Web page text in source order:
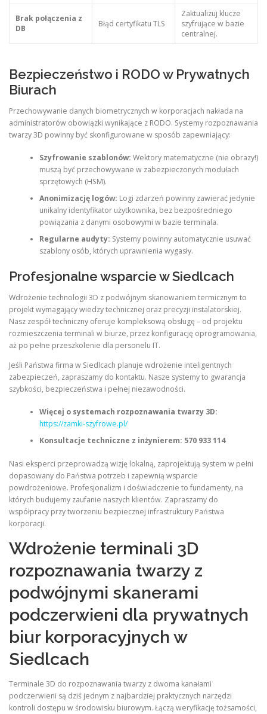
Brak połączenia z
DB
Błąd certyfikatu TLS
Zaktualizuj klucze
szyfrujące w bazie
centralnej.
Bezpieczeństwo i RODO w Prywatnych
Biurach
Przechowywanie danych biometrycznych w korporacjach nakłada na
administratorów obowiązki wynikające z RODO. Systemy rozpoznawania
twarzy 3D powinny być skonfigurowane w sposób zapewniający:
Szyfrowanie szablonów: Wektory matematyczne (nie obrazy!)
muszą być przechowywane w zabezpieczonych modułach
sprzętowych (HSM).
Anonimizację logów: Logi zdarzeń powinny zawierać jedynie
unikalny identyfikator użytkownika, bez bezpośredniego
powiązania z danymi osobowymi w bazie terminala.
Regularne audyty: Systemy powinny automatycznie usuwać
szablony osób, których uprawnienia wygasły.
Profesjonalne wsparcie w Siedlcach
Wdrożenie technologii 3D z podwójnym skanowaniem termicznym to
projekt wymagający wiedzy technicznej oraz precyzji instalatorskiej.
Nasz zespół techniczny oferuje kompleksową obsługę – od projektu
rozmieszczenia terminali w biurze, przez konfigurację oprogramowania,
aż po pełne przeszkolenie dla personelu IT.
Jeśli Państwa firma w Siedlcach planuje wdrożenie inteligentnych
zabezpieczeń, zapraszamy do kontaktu. Nasze systemy to gwarancja
szybkości, bezpieczeństwa i pełnej niezawodności.
Więcej o systemach rozpoznawania twarzy 3D:
https://zamki-szyfrowe.pl/
Konsultacje techniczne z inżynierem: 570 933 114
Nasi eksperci przeprowadzą wizję lokalną, zaprojektują system w pełni
dopasowany do Państwa potrzeb i zapewnią wsparcie
powdrożeniowe. Profesjonalizm i doświadczenie to fundamenty, na
których budujemy zaufanie naszych klientów. Zapraszamy do
współpracy przy tworzeniu bezpiecznej infrastruktury Państwa
korporacji.
Wdrożenie terminali 3D
rozpoznawania twarzy z
podwójnymi skanerami
podczerwieni dla prywatnych
biur korporacyjnych w
Siedlcach
Terminale 3D do rozpoznawania twarzy z dwoma kanałami
podczerwieni są dziś jednym z najbardziej praktycznych narzędzi
kontroli dostępu w środowisku biurowym. Łączą weryfikację tożsamości,